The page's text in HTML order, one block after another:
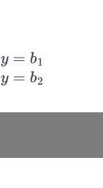
x+a22y